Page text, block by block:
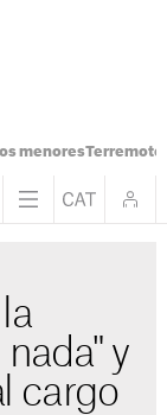
menoresTerremoto
y
cargo